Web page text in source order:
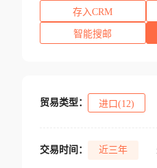
存入CRM
智能搜邮
贸易类型： 进口(12)
交易时间： 近三年